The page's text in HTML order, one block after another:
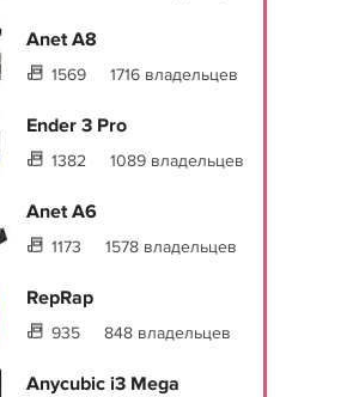
Anet A8
1569 1716 владельцев
Ender 3 Pro
1382 1089 владельцев
Anet A6
1173 1578 владельцев
RepRap
935 848 владельцев
Anycubic i3 Mega